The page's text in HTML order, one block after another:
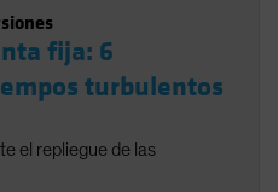
fija: 6
turbulentos
el repliegue de las